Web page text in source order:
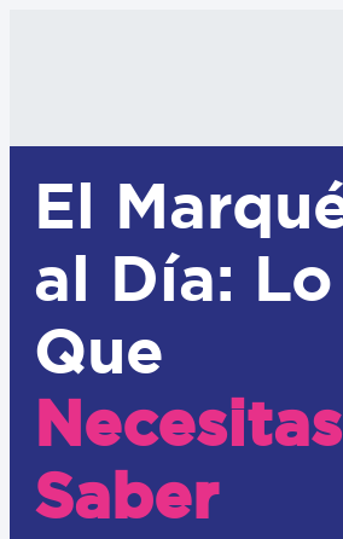
El
al Día: Lo
Que
Necesitas
Saber